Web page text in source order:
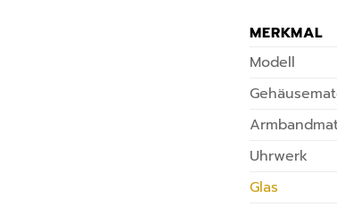
MERKMAL
Modell
Uhrwerk
Glas